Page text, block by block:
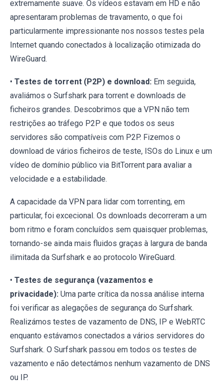
extremamente suave. Os vídeos estavam em HD e não
apresentaram problemas de travamento, o que foi
particularmente impressionante nos nossos testes pela
Internet quando conectados à localização otimizada do
WireGuard.
• Testes de torrent (P2P) e download: Em seguida,
avaliámos o Surfshark para torrent e downloads de
ficheiros grandes. Descobrimos que a VPN não tem
restrições ao tráfego P2P e que todos os seus
servidores são compatíveis com P2P. Fizemos o
download de vários ficheiros de teste, ISOs do Linux e um
vídeo de domínio público via BitTorrent para avaliar a
velocidade e a estabilidade.
A capacidade da VPN para lidar com torrenting, em
particular, foi excecional. Os downloads decorreram a um
bom ritmo e foram concluídos sem quaisquer problemas,
tornando-se ainda mais fluidos graças à largura de banda
ilimitada da Surfshark e ao protocolo WireGuard.
• Testes de segurança (vazamentos e
privacidade): Uma parte crítica da nossa análise interna
foi verificar as alegações de segurança do Surfshark.
Realizámos testes de vazamento de DNS, IP e WebRTC
enquanto estávamos conectados a vários servidores do
Surfshark. O Surfshark passou em todos os testes de
vazamento e não detectámos nenhum vazamento de DNS
ou IP.